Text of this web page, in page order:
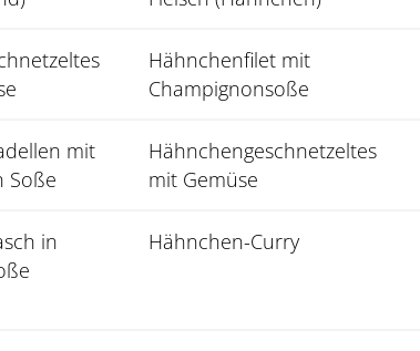
Hähnchenfilet mit
Champignonsoße
mit
Soße
Hähnchengeschnetzeltes
mit Gemüse
in
Hähnchen-Curry